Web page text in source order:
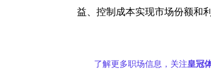
益、控制成本实现市场份额和
了解更多职场信息，关注皇冠